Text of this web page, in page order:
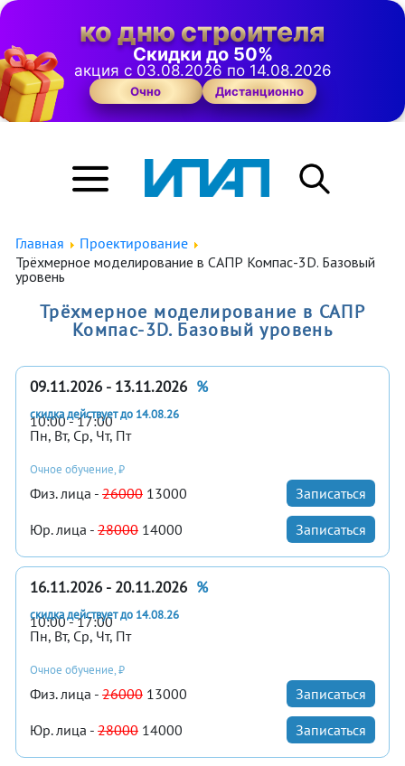
ко дню строителя
Скидки до 50%
акция с 03.08.2026 по 14.08.2026
Очно Дистанционно
Главная
Проектирование
Трёхмерное моделирование в САПР Компас-3D. Базовый
уровень
Трёхмерное моделирование в САПР
Компас-3D. Базовый уровень
09.11.2026 - 13.11.2026 %
скидка действует до 14.08.26
10:00 - 17:00
Пн, Вт, Ср, Чт, Пт
Очное обучение, ₽
Физ. лица - 26000 13000
Записаться
Юр. лица - 28000 14000 Записаться
16.11.2026 - 20.11.2026 %
скидка действует до 14.08.26
10:00 - 17:00
Пн, Вт, Ср, Чт, Пт
Очное обучение, ₽
Физ. лица - 26000 13000
Записаться
Юр. лица - 28000 14000 Записаться